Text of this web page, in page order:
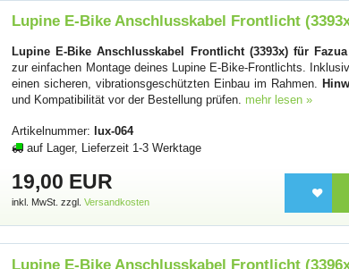
Lupine E-Bike Anschlusskabel Frontlicht
Lupine E-Bike Anschlusskabel Frontlicht (3393x) für
zur einfachen Montage deines Lupine E-Bike-Frontlichts.
einen sicheren, vibrationsgeschützten Einbau im Rahmen.
und Kompatibilität vor der Bestellung prüfen. mehr lesen »
Artikelnummer: lux-064
auf Lager, Lieferzeit 1-3 Werktage
19,00 EUR
inkl. MwSt. zzgl.Versandkosten
Lupine E-Bike Anschlusskabel Frontlicht